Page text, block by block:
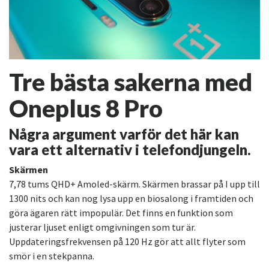
Tre bästa sakerna med
Oneplus 8 Pro
Några argument varför det här kan
vara ett alternativ i telefondjungeln.
Skärmen
7,78 tums QHD+ Amoled-skärm. Skärmen brassar på I upp till
1300 nits och kan nog lysa upp en biosalong i framtiden och
göra ägaren rätt impopulär. Det finns en funktion som
justerar ljuset enligt omgivningen som tur är.
Uppdateringsfrekvensen på 120 Hz gör att allt flyter som
smör i en stekpanna.